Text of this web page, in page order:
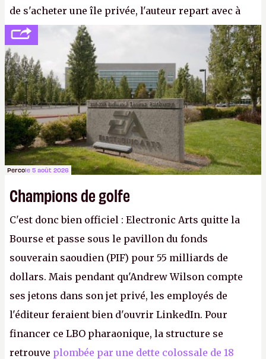
de s'acheter une île privée, l'auteur repart avec à
peine 2 000 dollars en poche. C'est toujours plus
cher payé que le temps passé à dev, mais ça
apprendra aux petits malins qu'on ne braque pas
Gabe Newell aussi facilement.P.
Percole 5 août 2026
Champions de golfe
C'est donc bien officiel : Electronic Arts quitte la
Bourse et passe sous le pavillon du fonds
souverain saoudien (PIF) pour 55 milliards de
dollars. Mais pendant qu'Andrew Wilson compte
ses jetons dans son jet privé, les employés de
l'éditeur feraient bien d'ouvrir LinkedIn. Pour
financer ce LBO pharaonique, la structure se
retrouve plombée par une dette colossale de 18